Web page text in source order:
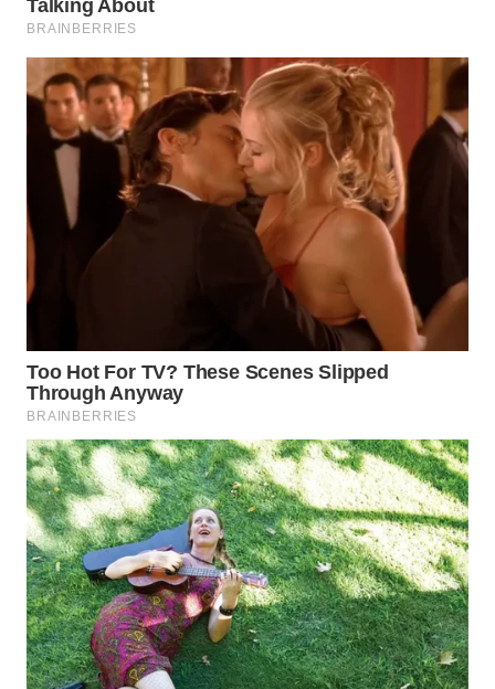
WN
WN
BEKASI
WN
BOGOR
TAPANULI
UTARA
WN
SAMOSIR
WN
PADANG
LAWAS
WN
SUMEDANG